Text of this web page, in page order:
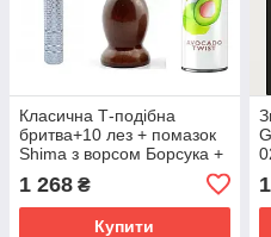
Класична Т-подібна
бритва+10 лез + помазок
Shima з ворсом Борсука +
Satin Care Gel Avocado
200 мл
1 268 ₴
Купити